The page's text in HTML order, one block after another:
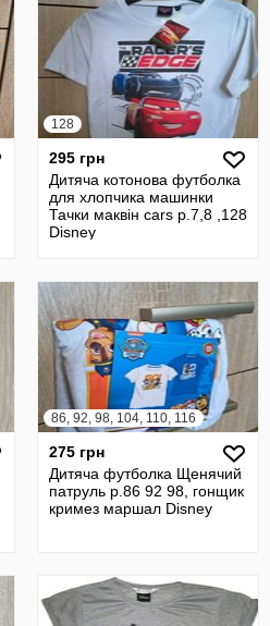
128
295 грн
Дитяча котонова футболка
для хлопчика машинки
Тачки маквін cars р.7,8 ,128
Disney
86, 92, 98, 104, 110, 116
275 грн
Дитяча футболка Щенячий
патруль р.86 92 98, гонщик
кримез маршал Disney